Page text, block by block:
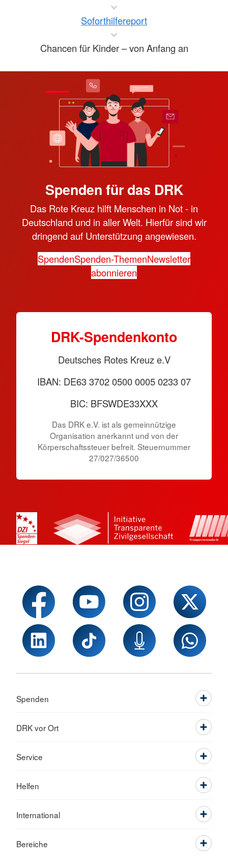
Soforthilfereport
Chancen für Kinder – von Anfang an
Spenden für das DRK
Das Rote Kreuz hilft Menschen in Not - in
Deutschland und in aller Welt. Hierfür sind wir
dringend auf Unterstützung angewiesen.
SpendenSpenden-ThemenNewsletter
abonnieren
DRK-Spendenkonto
Deutsches Rotes Kreuz e.V
IBAN: DE63 3702 0500 0005 0233 07
BIC: BFSWDE33XXX
Das DRK e.V. ist als gemeinnützige
Organisation anerkannt und von der
Körperschaftssteuer befreit. Steuernummer
27/027/36500
Spenden
DRK vor Ort
Service
Helfen
International
Bereiche